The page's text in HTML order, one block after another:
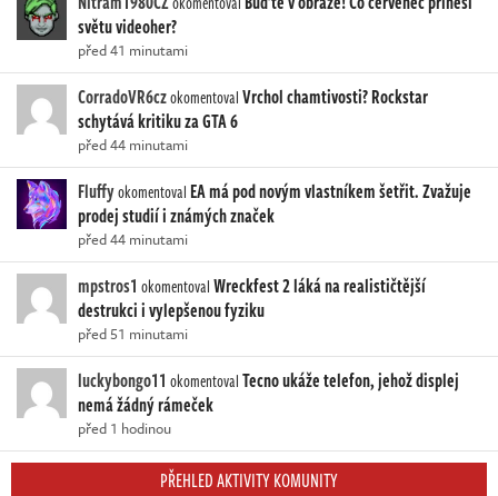
světu videoher?
před 41 minutami
CorradoVR6czokomentovalVrchol chamtivosti? Rockstar
schytává kritiku za GTA 6
před 44 minutami
Fluffyokomentoval EA má pod novým vlastníkem šetřit. Zvažuje
prodej studií i známých značek
před 44 minutami
mpstros1 okomentovalWreckfest 2 láká na realističtější
destrukci i vylepšenou fyziku
před 51 minutami
luckybongo11 okomentovalTecno ukáže telefon, jehož displej
nemá žádný rámeček
před 1 hodinou
PŘEHLED AKTIVITY KOMUNITY